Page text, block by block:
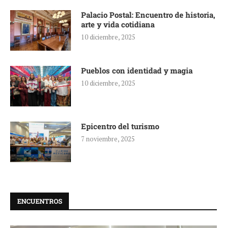
Palacio Postal: Encuentro de historia,
arte y vida cotidiana
10 diciembre, 2025
Pueblos con identidad y magia
10 diciembre, 2025
Epicentro del turismo
7 noviembre, 2025
ENCUENTROS